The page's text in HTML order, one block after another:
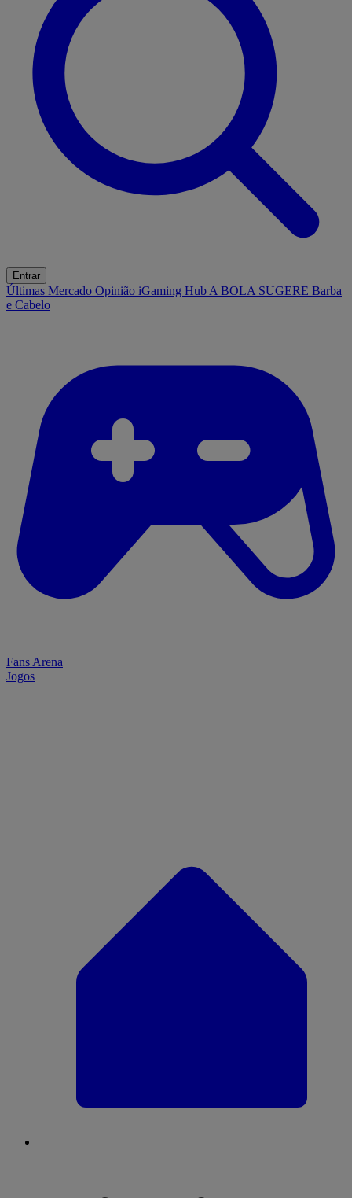
Entrar
Últimas Mercado Opinião iGaming Hub A BOLA SUGERE Barba
e Cabelo
Fans Arena
Jogos